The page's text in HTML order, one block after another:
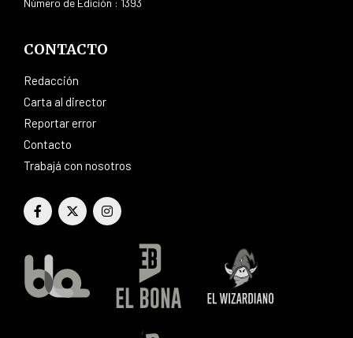
Número de Edición : 1393
CONTACTO
Redacción
Carta al director
Reportar error
Contacto
Trabajá con nosotros